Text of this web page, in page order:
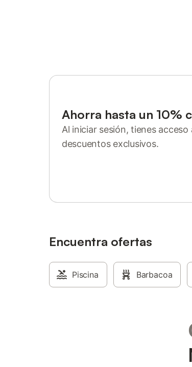
Ahorra hasta un 10%
Al iniciar sesión, tienes
descuentos exclusivos.
Encuentra ofertas
Piscina Barbacoa